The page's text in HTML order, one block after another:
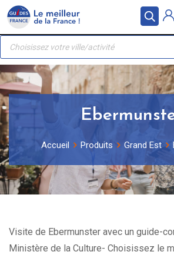
Panneau de gestion des cookies
Skip
content
Recherche
produits
Accueil Produits Grand Est
Visite de Ebermunster avec un guide-
Ministère de la Culture- Choisissez le